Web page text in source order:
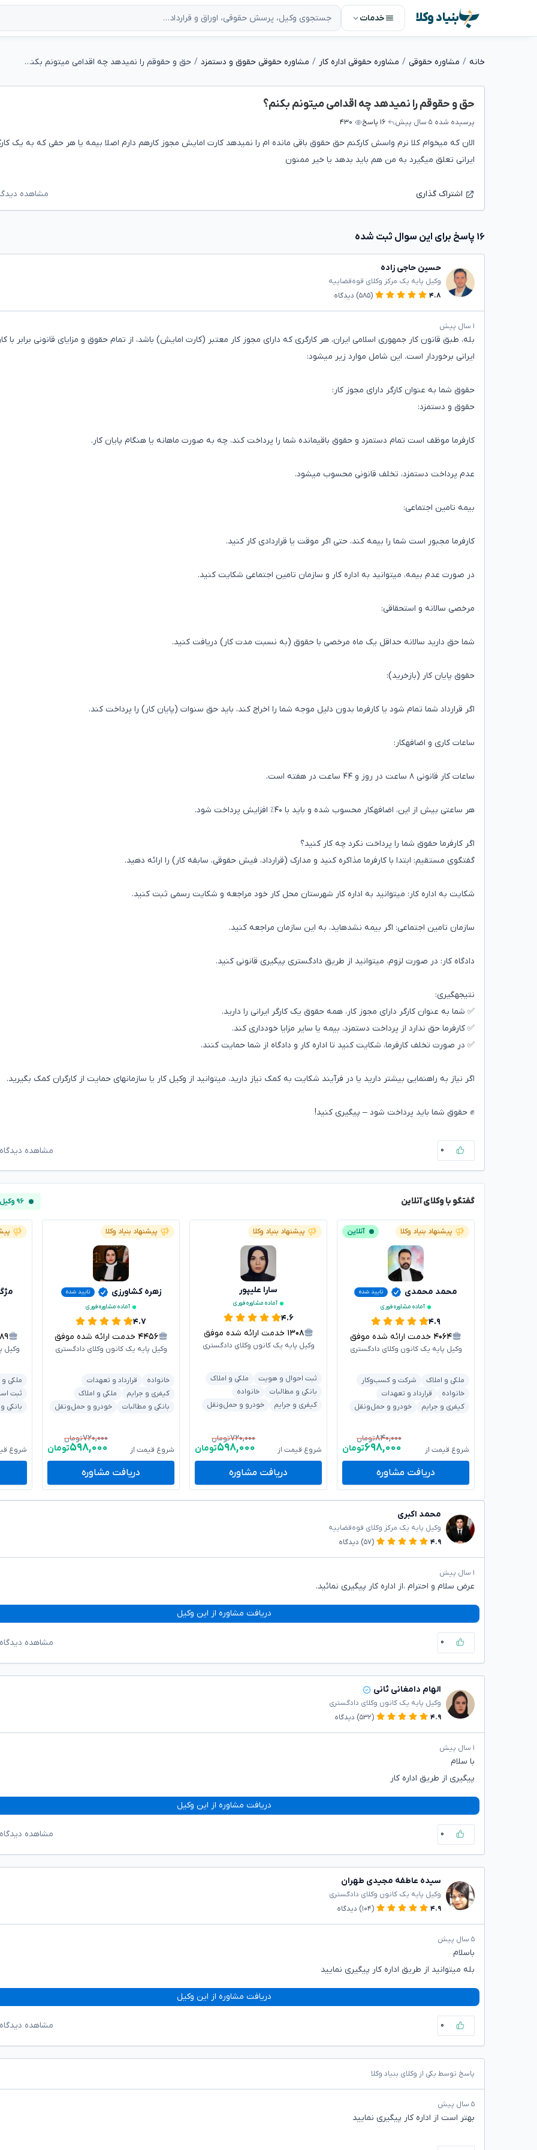
بنیاد وکلا خدمات
خانه مشاوره حقوقی مشاوره حقوقی اداره کار مشاوره حقوقی حقوق و دستمزد حق و حقوقم را نمیدهد چه اقدامی میتونم بکنم؟
حق و حقوقم را نمیدهد چه اقدامی میتونم بکنم؟
پرسیده شده ۵ سال پیش ۱۶ پاسخ ۴۳۰
الان که میخوام کلا نرم واسش کارکنم حق حقوق باقی مانده ام را نمیدهد کارت امایش مجوز کارهم دارم اصلا بیمه یا هر حقی که به یک
ایرانی تعلق میگیرد به من هم باید بدهد یا خیر ممنون
اشتراک گذاری مشاهده
۱۶ پاسخ برای این سوال ثبت شده
حسین حاجی زاده
وکیل پایه یک مرکز وکلای قوه‌قضاییه
۴.۸
(۵۸۵) دیدگاه
۱ سال پیش
بله، طبق قانون کار جمهوری اسلامی ایران، هر کارگری که دارای مجوز کار معتبر (کارت امایش) باشد، از تمام حقوق و مزایای قانونی برابر با
ایرانی برخوردار است. این شامل موارد زیر میشود:
حقوق شما به عنوان کارگر دارای مجوز کار:
حقوق و دستمزد:
کارفرما موظف است تمام دستمزد و حقوق باقیمانده شما را پرداخت کند، چه به صورت ماهانه یا هنگام پایان کار.
عدم پرداخت دستمزد، تخلف قانونی محسوب میشود.
بیمه تامین اجتماعی:
کارفرما مجبور است شما را بیمه کند، حتی اگر موقت یا قراردادی کار کنید.
در صورت عدم بیمه، میتوانید به اداره کار و سازمان تامین اجتماعی شکایت کنید.
مرخصی سالانه و استحقاقی:
شما حق دارید سالانه حداقل یک ماه مرخصی با حقوق (به نسبت مدت کار) دریافت کنید.
حقوق پایان کار (بازخرید):
اگر قرارداد شما تمام شود یا کارفرما بدون دلیل موجه شما را اخراج کند، باید حق سنوات (پایان کار) را پرداخت کند.
ساعات کاری و اضافهکار:
ساعات کار قانونی ۸ ساعت در روز و ۴۴ ساعت در هفته است.
هر ساعتی بیش از این، اضافهکار محسوب شده و باید با ۴۰٪ افزایش پرداخت شود.
اگر کارفرما حقوق شما را پرداخت نکرد چه کار کنید؟
گفتگوی مستقیم: ابتدا با کارفرما مذاکره کنید و مدارک (قرارداد، فیش حقوقی، سابقه کار) را ارائه دهید.
شکایت به اداره کار: میتوانید به اداره کار شهرستان محل کار خود مراجعه و شکایت رسمی ثبت کنید.
سازمان تامین اجتماعی: اگر بیمه نشدهاید، به این سازمان مراجعه کنید.
دادگاه کار: در صورت لزوم، میتوانید از طریق دادگستری پیگیری قانونی کنید.
نتیجهگیری:
✅ شما به عنوان کارگر دارای مجوز کار، همه حقوق یک کارگر ایرانی را دارید.
✅ کارفرما حق ندارد از پرداخت دستمزد، بیمه یا سایر مزایا خودداری کند.
✅ در صورت تخلف کارفرما، شکایت کنید تا اداره کار و دادگاه از شما حمایت کنند.
اگر نیاز به راهنمایی بیشتر دارید یا در فرآیند شکایت به کمک نیاز دارید، میتوانید از وکیل کار یا سازمانهای حمایت از کارگران کمک بگیرید.
✊ حقوق شما باید پرداخت شود – پیگیری کنید!
۰ مشاهده
گفتگو با وکلای آنلاین ۹۶ وکیل آنلاین
پیشنهاد بنیاد وکلا آنلاین
محمد محمدی
تایید شده
آماده مشاوره فوری
۴.۹
۴۰۶۴ خدمت ارائه شده موفق
وکیل پایه یک کانون وکلای دادگستری
ملکی و املاک
شرکت و کسب‌وکار
خانواده
قرارداد و تعهدات
کیفری و جرایم
خودرو و حمل‌ونقل
شروع قیمت از
۸۴۰,۰۰۰تومان
۶۹۸,۰۰۰تومان
دریافت مشاوره
پیشنهاد بنیاد وکلا
سارا علیپور
آماده مشاوره فوری
۴.۶
۱۳۰۸ خدمت ارائه شده موفق
وکیل پایه یک کانون وکلای دادگستری
ثبت احوال و هویت
ملکی و املاک
بانکی و مطالبات
خانواده
کیفری و جرایم
خودرو و حمل‌ونقل
شروع قیمت از
۷۲۰,۰۰۰تومان
۵۹۸,۰۰۰تومان
دریافت مشاوره
پیشنهاد بنیاد وکلا
زهره کشاورزی
تایید شده
آماده مشاوره فوری
۴.۷
۴۴۵۶ خدمت ارائه شده موفق
وکیل پایه یک کانون وکلای دادگستری
خانواده
قرارداد و تعهدات
کیفری و جرایم
ملکی و املاک
بانکی و مطالبات
خودرو و حمل‌ونقل
شروع قیمت از
۷۲۰,۰۰۰تومان
۵۹۸,۰۰۰تومان
دریافت مشاوره
وکیل
ملکی و
ثبت
بانکی
شروع
محمد اکبری
وکیل پایه یک مرکز وکلای قوه‌قضاییه
۴.۹
(۵۷) دیدگاه
۱ سال پیش
عرض سلام و احترام ،از اداره کار پیگیری نمائید.
دریافت مشاوره از این وکیل
۰ مشاهده
الهام دامغانی ثانی
وکیل پایه یک کانون وکلای دادگستری
۴.۹
(۵۳۲) دیدگاه
۱ سال پیش
با سلام
پیگیری از طریق اداره کار
دریافت مشاوره از این وکیل
۰ مشاهده
سیده عاطفه مجیدی طهران
وکیل پایه یک کانون وکلای دادگستری
۴.۹
(۱۰۴) دیدگاه
۵ سال پیش
باسلام
بله میتوانید از طریق اداره کار پیگیری نمایید
دریافت مشاوره از این وکیل
۰ مشاهده
پاسخ توسط یکی از وکلای بنیاد وکلا
۵ سال پیش
بهتر است از اداره کار پیگیری نمایید